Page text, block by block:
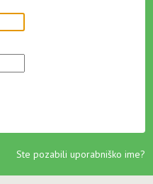
Ste pozabili uporabniško ime?